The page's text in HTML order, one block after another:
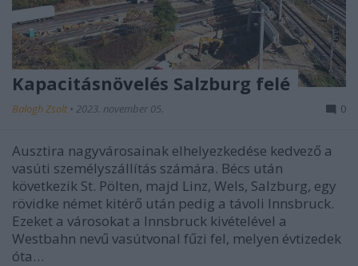
Kapacitásnövelés Salzburg felé
Balogh Zsolt • 2023. november 05. 0
Ausztira nagyvárosainak elhelyezkedése kedvező a
vasúti személyszállítás számára. Bécs után
következik St. Pölten, majd Linz, Wels, Salzburg, egy
rövidke német kitérő után pedig a távoli Innsbruck.
Ezeket a városokat a Innsbruck kivételével a
Westbahn nevű vasútvonal fűzi fel, melyen évtizedek
óta…